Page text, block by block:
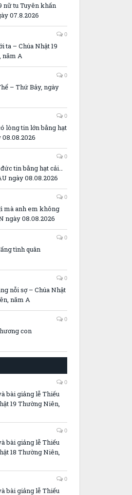
nữ tu Tuyên khấn
07.8.2026
ta – Chúa Nhật 19
A
– Thứ Bảy, ngày
lòng tin lớn bằng hạt
tin bằng hạt cải…
ngày 08.08.2026
mà anh em không
ngày 08.08.2026
tình quân
nỗi sợ – Chúa Nhật
năm A
con
bài giảng lễ Thiếu
19 Thường Niên,
bài giảng lễ Thiếu
18 Thường Niên,